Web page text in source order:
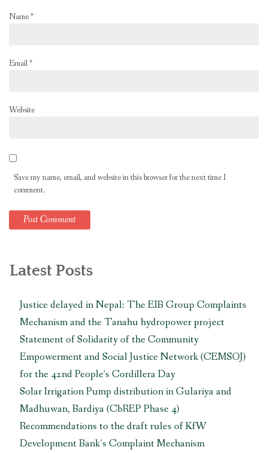
Name*
Email*
Website
Save my name, email, and website in this browser for the next time I
comment.
Latest Posts
Justice delayed in Nepal: The EIB Group Complaints
Mechanism and the Tanahu hydropower project
Statement of Solidarity of the Community
Empowerment and Social Justice Network (CEMSOJ)
for the 42nd People’s Cordillera Day
Solar Irrigation Pump distribution in Gulariya and
Madhuwan, Bardiya (CbREP Phase 4)
Recommendations to the draft rules of KfW
Development Bank’s Complaint Mechanism